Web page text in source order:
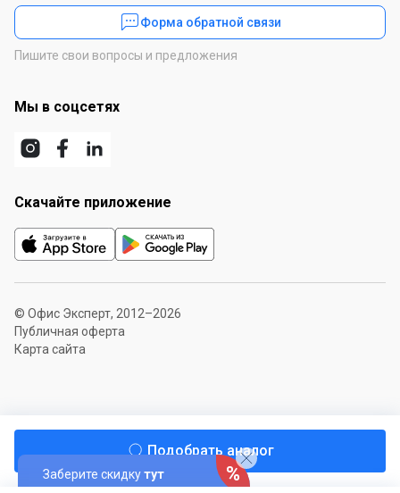
Подобрать аналог
Заберите скидкутут
Форма обратной связи
Пишите свои вопросы и предложения
Мы в соцсетях
Скачайте приложение
© Офис Эксперт, 2012–2026
Публичная оферта
Карта сайта